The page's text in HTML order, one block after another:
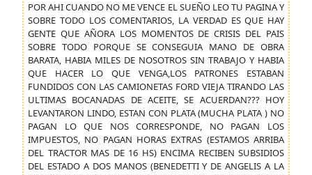
POR AHI CUANDO NO ME VENCE EL SUEÑO LEO TU PAGINA Y
SOBRE TODO LOS COMENTARIOS, LA VERDAD ES QUE HAY
GENTE QUE AÑORA LOS MOMENTOS DE CRISIS DEL PAIS
SOBRE TODO PORQUE SE CONSEGUIA MANO DE OBRA
BARATA, HABIA MILES DE NOSOTROS SIN TRABAJO Y HABIA
QUE HACER LO QUE VENGA,LOS PATRONES ESTABAN
FUNDIDOS CON LAS CAMIONETAS FORD VIEJA TIRANDO LAS
ULTIMAS BOCANADAS DE ACEITE, SE ACUERDAN??? HOY
LEVANTARON LINDO, ESTAN CON PLATA (MUCHA PLATA ) NO
PAGAN LO QUE NOS CORRESPONDE, NO PAGAN LOS
IMPUESTOS, NO PAGAN HORAS EXTRAS (ESTAMOS ARRIBA
DEL TRACTOR MAS DE 16 HS) ENCIMA RECIBEN SUBSIDIOS
DEL ESTADO A DOS MANOS (BENEDETTI Y DE ANGELIS A LA